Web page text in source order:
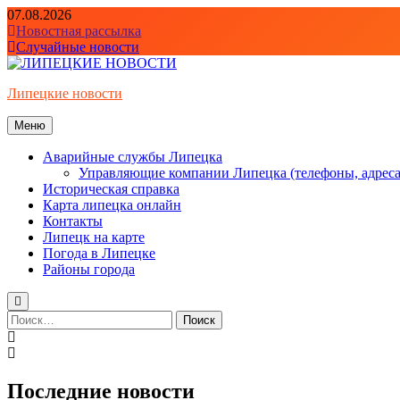
Перейти
к
содержимому
07.08.2026
Новостная рассылка
Случайные новости
Липецкие новости
Меню
Аварийные службы Липецка
Управляющие компании Липецка (телефоны,
Историческая справка
Карта липецка онлайн
Контакты
Липецк на карте
Погода в Липецке
Районы города
Найти:
Последние новости